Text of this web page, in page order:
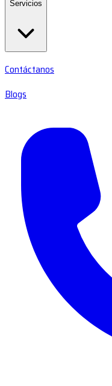
Servicios
Contáctanos
Blogs